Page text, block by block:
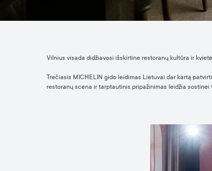
Vilnius visada didžiavosi išskirtine restoranų kultūra ir
Trečiasis MICHELIN gido leidimas Lietuvai dar kartą
restoranų scena ir tarptautinis pripažinimas leidžia